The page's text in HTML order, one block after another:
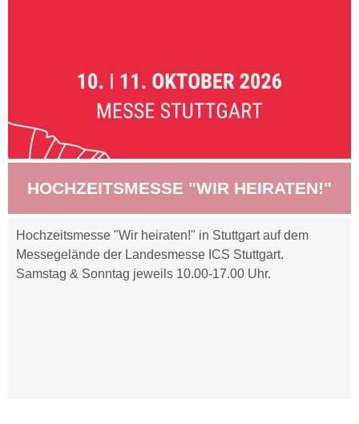
HOCHZEITSMESSE "WIR HEIRATEN!"
Hochzeitsmesse "Wir heiraten!" in Stuttgart auf dem
Messegelände der Landesmesse ICS Stuttgart.
Samstag & Sonntag jeweils 10.00-17.00 Uhr.